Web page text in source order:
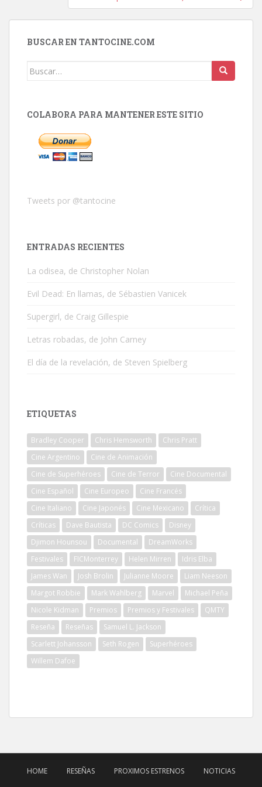
BUSCAR EN TANTOCINE.COM
Buscar:
COLABORA PARA MANTENER ESTE SITIO
Tweets por @tantocine
ENTRADAS RECIENTES
La odisea, de Christopher Nolan
Evil Dead: En llamas, de Sébastien Vanicek
Supergirl, de Craig Gillespie
Letras robadas, de John Carney
El día de la revelación, de Steven Spielberg
ETIQUETAS
Bradley Cooper Chris Hemsworth
Chris Pratt
Cine Argentino
Cine de Animación
Cine de Superhéroes
Cine de Terror
Cine Documental
Cine Español
Cine Europeo
Cine Francés
Cine Italiano
Cine Japonés Cine Mexicano
Crítica
Críticas
Dave Bautista DC Comics
Disney
Djimon Hounsou
Documental
DreamWorks
Festivales
FICMonterrey Helen Mirren
Idris Elba
James Wan
Josh Brolin Julianne Moore
Liam Neeson
Margot Robbie
Mark Wahlberg Marvel
Michael Peña
Nicole Kidman
Premios Premios y Festivales
QMTY
Reseña
Reseñas
Samuel L. Jackson
Scarlett Johansson
Seth Rogen
Superhéroes
Willem Dafoe
HOME RESEÑAS PROXIMOS ESTRENOS NOTICIAS